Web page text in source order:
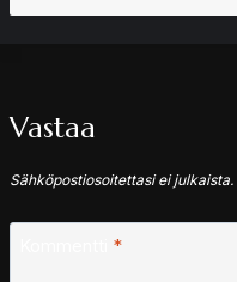
Vastaa
Sähköpostiosoitettasi ei julkaista.
*